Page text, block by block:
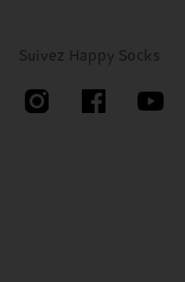
Suivez Happy Socks